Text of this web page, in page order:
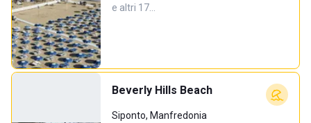
e altri 17…
Beverly Hills Beach
Siponto, Manfredonia